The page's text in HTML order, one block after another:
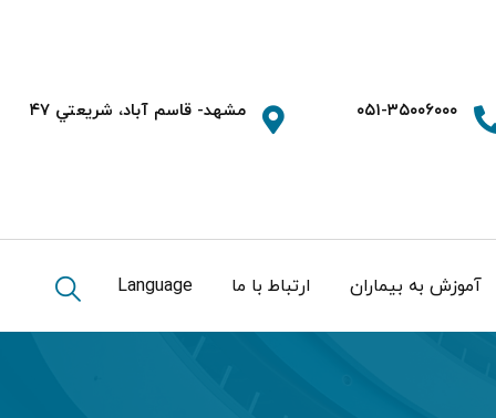
۰۵۱-۳۵۰۰۶۰۰۰ مشهد- قاسم آباد، شريعتي ۴۷
آموزش به بیماران ارتباط با ما Language